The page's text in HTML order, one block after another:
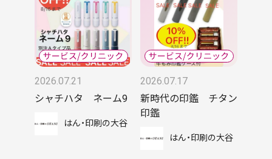
2026.07.21
シャチハタ ネーム9
はん・印刷の大谷
2026.07.17
新時代の印鑑 チタン
印鑑
はん・印刷の大谷